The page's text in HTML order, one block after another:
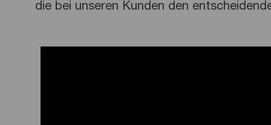
die bei unseren Kunden den